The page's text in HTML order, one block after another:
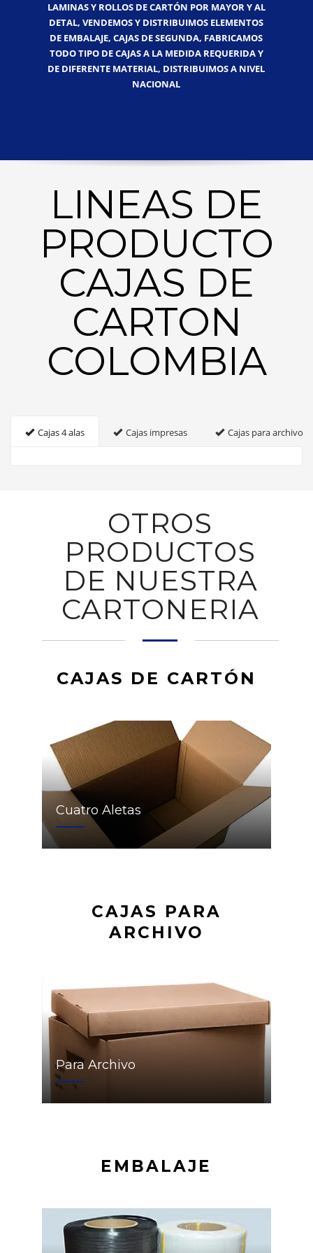
LAMINAS Y ROLLOS DE CARTÓN POR MAYOR Y AL
DETAL, VENDEMOS Y DISTRIBUIMOS ELEMENTOS
DE EMBALAJE, CAJAS DE SEGUNDA, FABRICAMOS
TODO TIPO DE CAJAS A LA MEDIDA REQUERIDA Y
DE DIFERENTE MATERIAL, DISTRIBUIMOS A NIVEL
NACIONAL
LINEAS DE
PRODUCTO
CAJAS DE
CARTON
COLOMBIA
Cajas 4 alas Cajas impresas Cajas para archivo
OTROS
PRODUCTOS
DE NUESTRA
CARTONERIA
CAJAS DE CARTÓN
Cuatro Aletas
CAJAS PARA
ARCHIVO
Para Archivo
EMBALAJE